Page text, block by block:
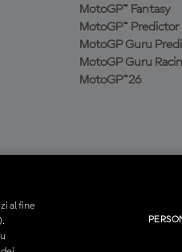
MotoGP™ Fantasy
MotoGP™ Predictor
MotoGP Guru
MotoGP Guru
MotoGP™26
proprietari.
al fine